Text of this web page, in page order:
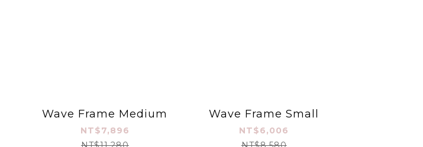
Wave Frame Medium
NT$7,896
Wave Frame Small
NT$6,006